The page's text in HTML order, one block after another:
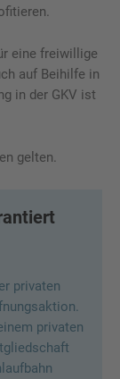
eine freiwillige
auf Beihilfe in
in der GKV ist
gelten.
privaten
privaten